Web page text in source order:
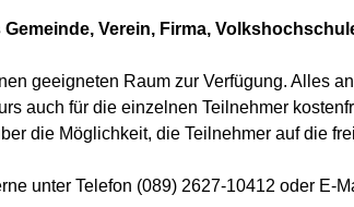
Verein, Firma,
geeigneten Raum zur Verfügung. Alles
auch für die einzelnen Teilnehmer
die Möglichkeit, die Teilnehmer auf die
unter Telefon (089) 2627-10412 oder E-